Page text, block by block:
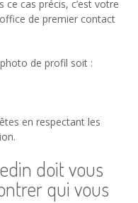
cas précis, c’est votre
de premier contact
de profil soit :
en respectant les
doit vous
qui vous